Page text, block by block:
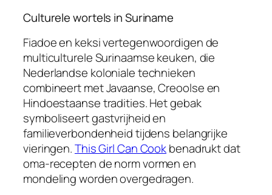
Culturele wortels in Suriname
Fiadoe en keksi vertegenwoordigen de
multiculturele Surinaamse keuken, die
Nederlandse koloniale technieken
combineert met Javaanse, Creoolse en
Hindoestaanse tradities. Het gebak
symboliseert gastvrijheid en
familieverbondenheid tijdens belangrijke
vieringen.This Girl Can Cookbenadrukt dat
oma-recepten de norm vormen en
mondeling worden overgedragen.